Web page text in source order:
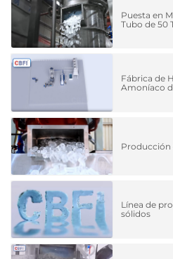
Puesta en
Tubo de 50
Fábrica de
Amoníaco
Producción
Línea de
sólidos